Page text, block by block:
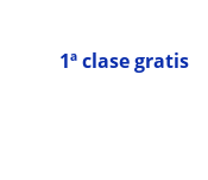
1ª clase gratis